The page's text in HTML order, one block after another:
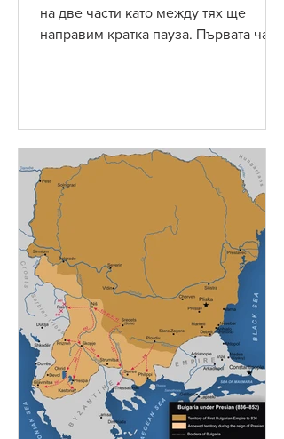
на две части като между тях ще
направим кратка пауза. Първата част